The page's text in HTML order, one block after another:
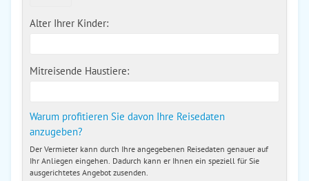
Alter Ihrer Kinder:
Mitreisende Haustiere:
Warum profitieren Sie davon Ihre Reisedaten
anzugeben?
Der Vermieter kann durch Ihre angegebenen Reisedaten genauer auf
Ihr Anliegen eingehen. Dadurch kann er Ihnen ein speziell für Sie
ausgerichtetes Angebot zusenden.